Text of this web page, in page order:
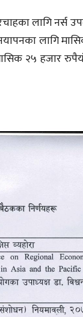
लागि नर्स
लागि
२५ हजार रुपैयाँ